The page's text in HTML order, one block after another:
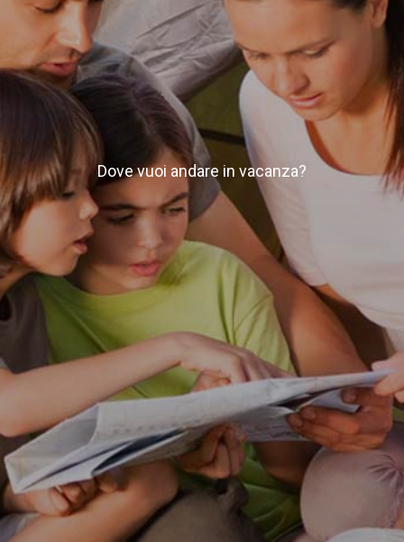
Dove vuoi andare in vacanza?